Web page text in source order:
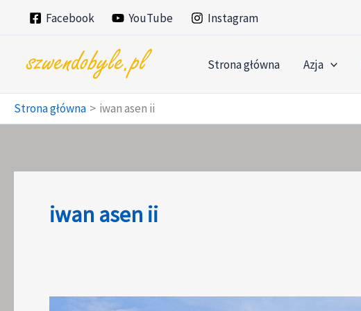
Facebook YouTube Instagram
Strona główna Azja
Strona główna iwan asen ii
iwan asen ii